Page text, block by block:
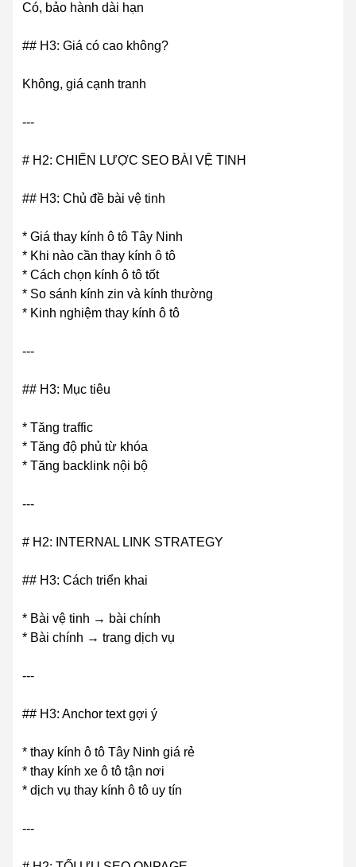
Có, bảo hành dài hạn
## H3: Giá có cao không?
Không, giá cạnh tranh
---
# H2: CHIẾN LƯỢC SEO BÀI VỆ TINH
## H3: Chủ đề bài vệ tinh
* Giá thay kính ô tô Tây Ninh
* Khi nào cần thay kính ô tô
* Cách chọn kính ô tô tốt
* So sánh kính zin và kính thường
* Kinh nghiệm thay kính ô tô
---
## H3: Mục tiêu
* Tăng traffic
* Tăng độ phủ từ khóa
* Tăng backlink nội bộ
---
# H2: INTERNAL LINK STRATEGY
## H3: Cách triển khai
* Bài vệ tinh → bài chính
* Bài chính → trang dịch vụ
---
## H3: Anchor text gợi ý
* thay kính ô tô Tây Ninh giá rẻ
* thay kính xe ô tô tận nơi
* dịch vụ thay kính ô tô uy tín
---